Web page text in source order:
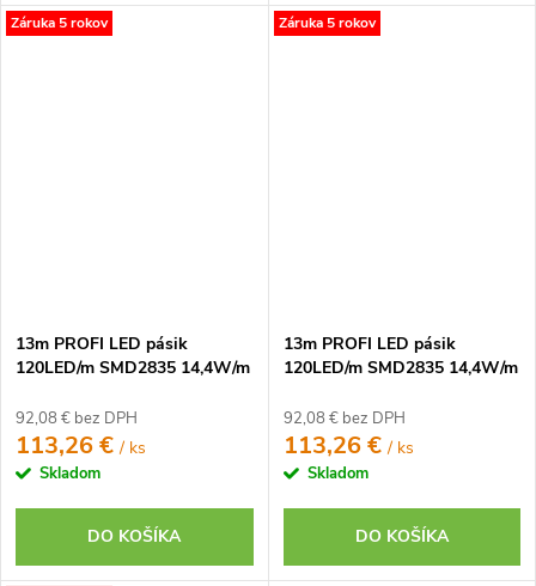
Záruka 5 rokov
13m PROFI LED pásik
120LED/m SMD2835 14,4W/m
24V
92,08 € bez DPH
113,26 €/ ks
Skladom
DO KOŠÍKA
Záruka 5 rokov
13m PROFI LED pásik
120LED/m SMD2835 14,4W/m
24V
92,08 € bez DPH
113,26 €/ ks
Skladom
DO KOŠÍKA